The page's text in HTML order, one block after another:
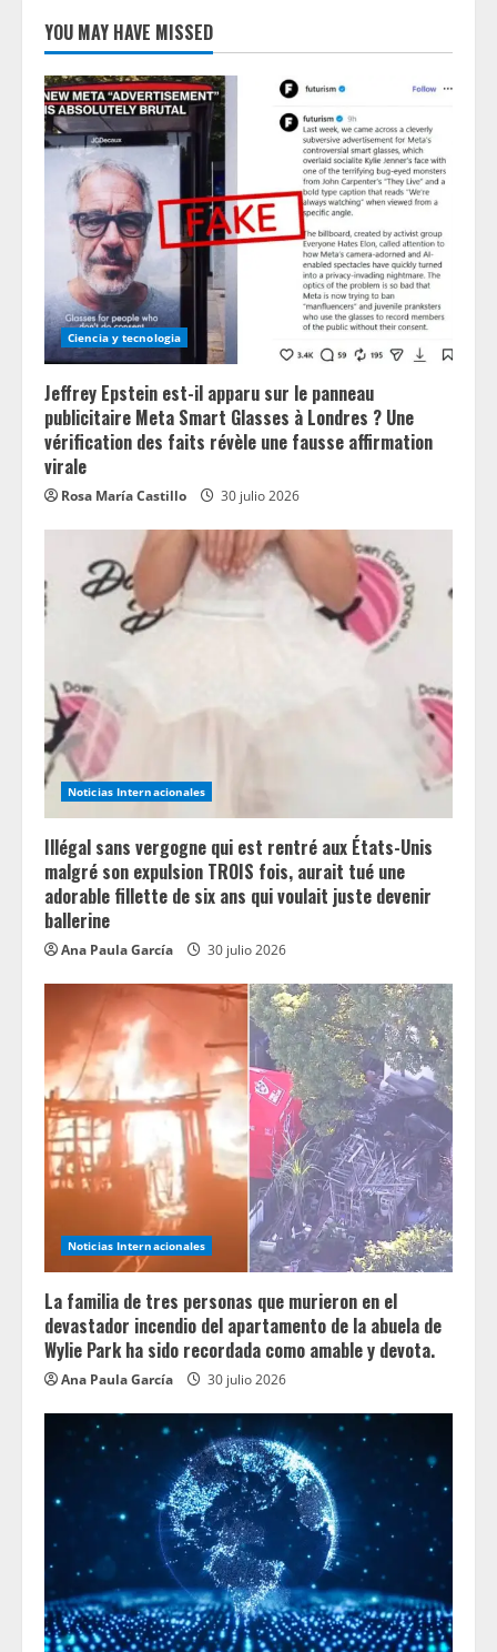
YOU MAY HAVE MISSED
Ciencia y tecnologia
Jeffrey Epstein est-il apparu sur le panneau
publicitaire Meta Smart Glasses à Londres ? Une
vérification des faits révèle une fausse affirmation
virale
Rosa María Castillo 30 julio 2026
Noticias Internacionales
Illégal sans vergogne qui est rentré aux États-Unis
malgré son expulsion TROIS fois, aurait tué une
adorable fillette de six ans qui voulait juste devenir
ballerine
Ana Paula García 30 julio 2026
Noticias Internacionales
La familia de tres personas que murieron en el
devastador incendio del apartamento de la abuela de
Wylie Park ha sido recordada como amable y devota.
Ana Paula García 30 julio 2026